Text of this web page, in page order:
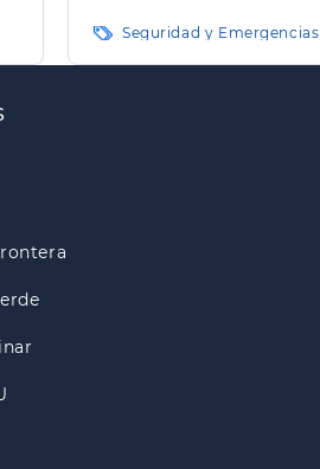
Seguridad y Emergencias